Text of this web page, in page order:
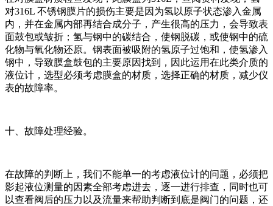
对316L 不锈钢膜片的损伤主要是因为氢以原子状态渗入金属
内，并在金属内部再结合成分子，产生很高的压力，会导致表
面鼓包或皱折；氢与钢中的碳结合，使钢脱碳，或使钢中的硫
化物与氧化物还原。钢表面被吸附的氢原子过饱和，使氢渗入
钢中，导致膜盒鼓包的主要原因找到，因此运用在此类介质的
液位计，选型必须考虑膜盒的材质，选择正确的材质，减少仪
表的故障率。
十、故障处理经验。
在故障的判断上，我们不能单一的考虑液位计的问题，必须把
影起液位测量的因素全部考虑进去，逐一进行排查，同时也可
以查看阀后的压力以及流量来帮助判断到底是阀门的问题，还